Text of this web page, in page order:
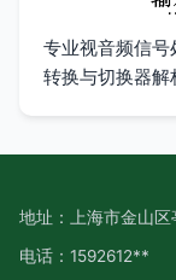
专业视音频信
转换与切换器解
地址：上海市金山区
电话：1592612**